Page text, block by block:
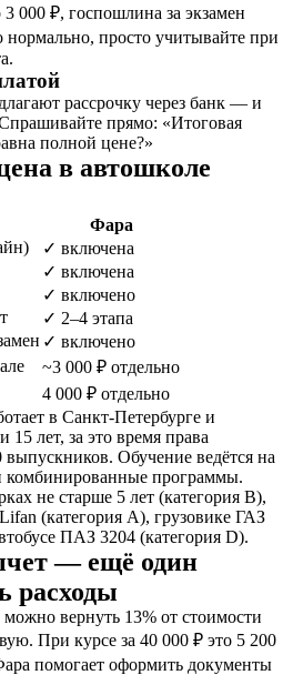
000 ₽, госпошлина за экзамен
просто учитывайте при
рассрочку через банк — и
прямо: «Итоговая
полной цене?»
в автошколе
Фара
✓ включена
✓ включена
✓ включено
✓ 2–4 этапа
✓ включено
~3 000 ₽ отдельно
4 000 ₽ отдельно
в Санкт-Петербурге и
15 лет, за это время права
Обучение ведётся на
комбинированные программы.
не старше 5 лет (категория B),
(категория A), грузовике ГАЗ
ПАЗ 3204 (категория D).
— ещё один
расходы
вернуть 13% от стоимости
При курсе за 40 000 ₽ это 5 200
помогает оформить документы
в ГАИ